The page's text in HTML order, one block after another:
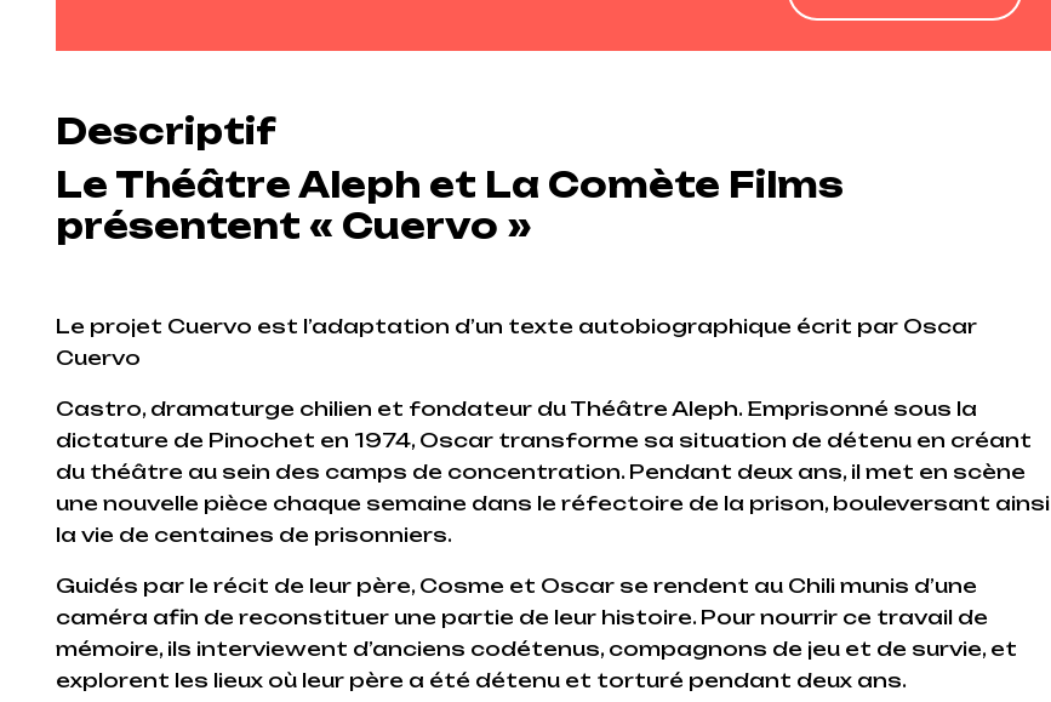
Descriptif
Le Théâtre Aleph et La Comète Films
présentent « Cuervo »
Le projet Cuervo est l’adaptation d’un texte autobiographique écrit par Oscar
Cuervo
Castro, dramaturge chilien et fondateur du Théâtre Aleph. Emprisonné sous la
dictature de Pinochet en 1974, Oscar transforme sa situation de détenu en créant
du théâtre au sein des camps de concentration. Pendant deux ans, il met en scène
une nouvelle pièce chaque semaine dans le réfectoire de la prison, bouleversant ainsi
la vie de centaines de prisonniers.
Guidés par le récit de leur père, Cosme et Oscar se rendent au Chili munis d’une
caméra afin de reconstituer une partie de leur histoire. Pour nourrir ce travail de
mémoire, ils interviewent d’anciens codétenus, compagnons de jeu et de survie, et
explorent les lieux où leur père a été détenu et torturé pendant deux ans.